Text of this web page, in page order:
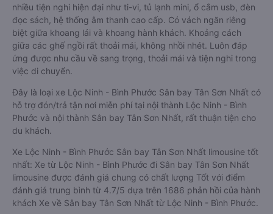
nhiều tiện nghi hiện đại như ti-vi, tủ lạnh mini, ổ cắm usb, đèn
đọc sách, hệ thống âm thanh cao cấp. Có vách ngăn riêng
biệt giữa khoang lái và khoang hành khách. Khoảng cách
giữa các ghế ngồi rất thoải mái, không nhồi nhét. Luôn đáp
ứng được nhu cầu về sang trọng, thoải mái và tiện nghi trong
việc di chuyển.
Đây là loại xe Lộc Ninh - Bình Phước Sân bay Tân Sơn Nhất có
hỗ trợ đón/trả tận nơi miễn phí tại nội thành Lộc Ninh - Bình
Phước và nội thành Sân bay Tân Sơn Nhất, rất thuận tiện cho
du khách.
Xe Lộc Ninh - Bình Phước Sân bay Tân Sơn Nhất limousine tốt
nhất: Xe từ Lộc Ninh - Bình Phước đi Sân bay Tân Sơn Nhất
limousine được đánh giá chung có chất lượng Tốt với điểm
đánh giá trung bình từ 4.7/5 dựa trên 1686 phản hồi của hành
khách Xe về Sân bay Tân Sơn Nhất từ Lộc Ninh - Bình Phước.